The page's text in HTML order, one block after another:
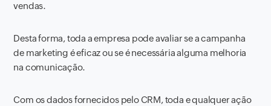
vendas.
Desta forma, toda a empresa pode avaliar se a campanha
de marketing é eficaz ou se é necessária alguma melhoria
na comunicação.
Com os dados fornecidos pelo CRM, toda e qualquer ação